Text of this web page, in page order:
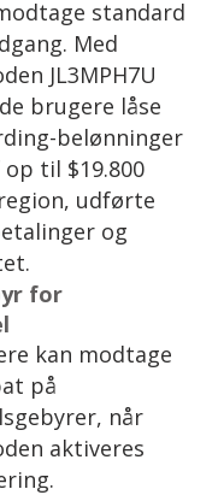
standard
Med
JL3MPH7U
brugere låse
belønninger
til $19.800
udførte
og
for
kan modtage
på
når
aktiveres